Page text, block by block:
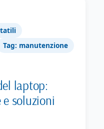
Tag: manutenzione
laptop:
e soluzioni